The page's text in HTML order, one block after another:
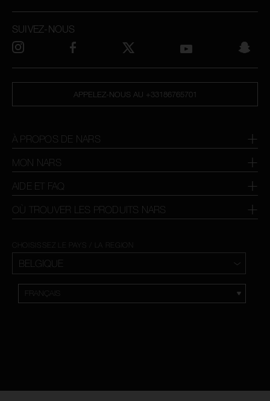
APPELEZ-NOUS AU +33186765701
À PROPOS DE NARS
MON NARS
AIDE ET FAQ
OÙ TROUVER LES PRODUITS NARS
SUIVEZ-NOUS
CHOISISSEZ LE PAYS / LA REGION